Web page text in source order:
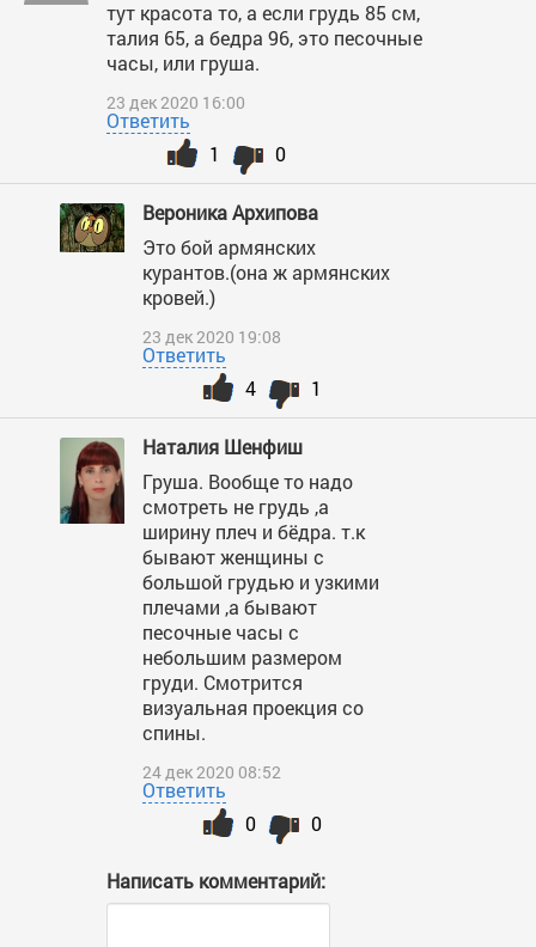
тут красота то, а если грудь 85 см,
талия 65, а бедра 96, это песочные
часы, или груша.
23 дек 2020 16:00
Ответить
0
1
Вероника Архипова
Это бой армянских
курантов.(она ж армянских
кровей.)
23 дек 2020 19:08
Ответить
1
4
Наталия Шенфиш
Груша. Вообще то надо
смотреть не грудь ,а
ширину плеч и бёдра. т.к
бывают женщины с
большой грудью и узкими
плечами ,а бывают
песочные часы с
небольшим размером
груди. Смотрится
визуальная проекция со
спины.
24 дек 2020 08:52
Ответить
0
0
Написать комментарий: